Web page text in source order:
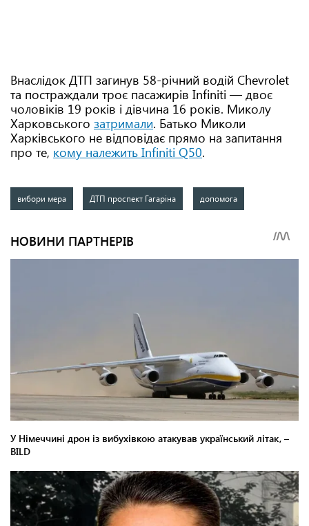
Внаслідок ДТП загинув 58-річний водій Chevrolet
та постраждали троє пасажирів Infiniti — двоє
чоловіків 19 років і дівчина 16 років. Миколу
Харковського затримали. Батько Миколи
Харківського не відповідає прямо на запитання
про те, кому належить Infiniti Q50.
вибори мера ДТП проспект Гагаріна допомога